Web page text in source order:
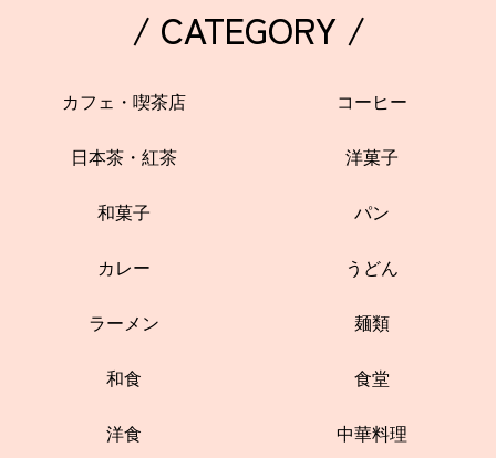
/ CATEGORY /
カフェ・喫茶店 コーヒー
日本茶・紅茶 洋菓子
和菓子 パン
カレー うどん
ラーメン 麺類
和食 食堂
洋食 中華料理